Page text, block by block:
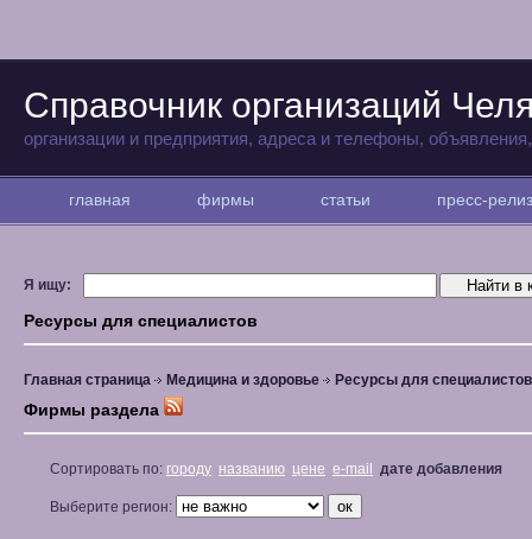
Справочник организаций
организации и предприятия, адреса и телефоны,
главная фирмы статьи пресс-
Я ищу:
Ресурсы для специалистов
Главная страница Медицина и здоровье Ресурсы для специалистов
Фирмы раздела
Сортировать по: городу названию цене e-mail дате добавления
Выберите регион: